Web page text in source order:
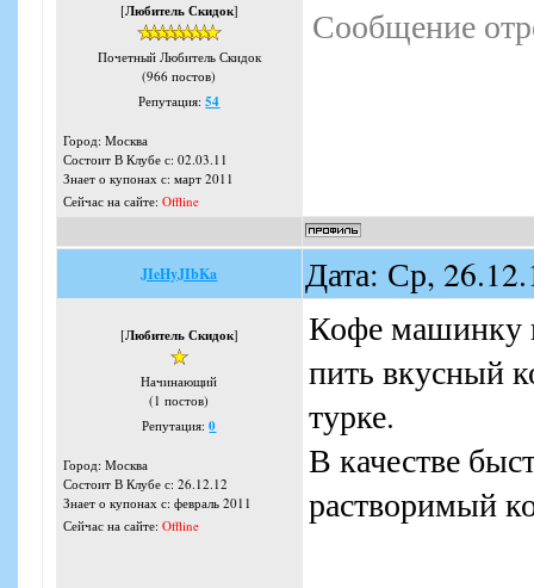
[Любитель Скидок]
Почетный Любитель Скидок
(966 постов)
Репутация:54
Город: Москва
Состоит В Клубе с: 02.03.11
Знает о купонах с: март 2011
Сейчас на сайте: Offline
Сообщение
JIeHyJIbKa Дата: Ср,
[Любитель Скидок]
Начинающий
(1 постов)
Репутация:0
Город: Москва
Состоит В Клубе с: 26.12.12
Знает о купонах с: февраль 2011
Сейчас на сайте: Offline
Кофе машинку
пить вкусный
турке.
В качестве
растворимый